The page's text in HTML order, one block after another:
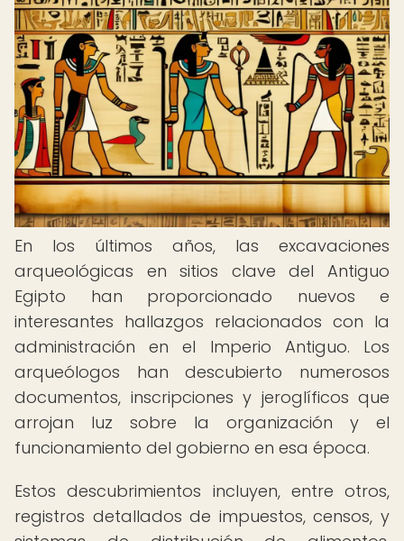
En los últimos años, las excavaciones
arqueológicas en sitios clave del Antiguo
Egipto han proporcionado nuevos e
interesantes hallazgos relacionados con la
administración en el Imperio Antiguo. Los
arqueólogos han descubierto numerosos
documentos, inscripciones y jeroglíficos que
arrojan luz sobre la organización y el
funcionamiento del gobierno en esa época.
Estos descubrimientos incluyen, entre otros,
registros detallados de impuestos, censos, y